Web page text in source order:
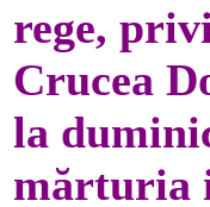
rege,
Crucea
la
mărturia